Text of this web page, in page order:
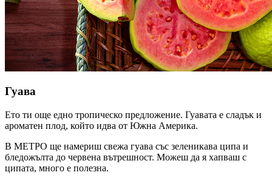
Гуава
Ето ти още едно тропическо предложение. Гуавата е сладък и
ароматен плод, който идва от Южна Америка.
В МЕТРО ще намериш свежа гуава със зеленикава ципа и
бледожълта до червена вътрешност. Можеш да я хапваш с
ципата, много е полезна.